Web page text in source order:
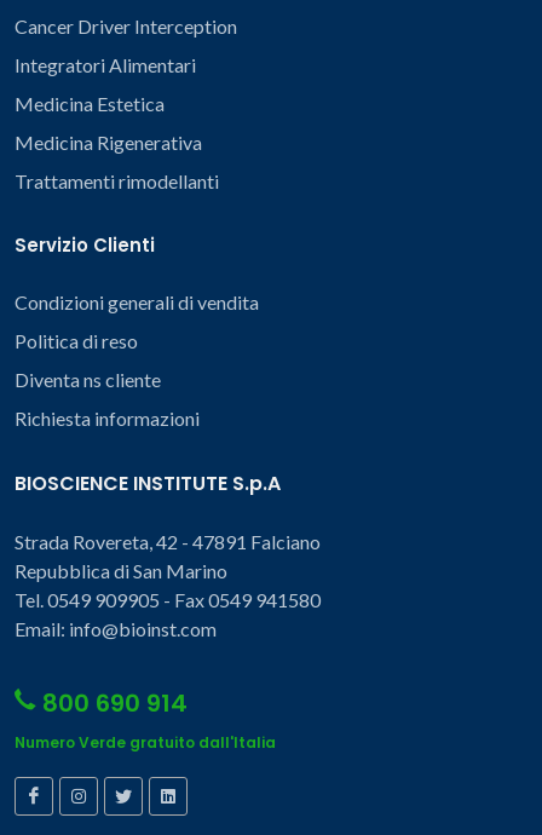
Cancer Driver Interception
Integratori Alimentari
Medicina Estetica
Medicina Rigenerativa
Trattamenti rimodellanti
Servizio Clienti
Condizioni generali di vendita
Politica di reso
Diventa ns cliente
Richiesta informazioni
BIOSCIENCE INSTITUTE S.p.A
Strada Rovereta, 42 - 47891 Falciano
Repubblica di San Marino
Tel. 0549 909905 - Fax 0549 941580
Email: info@bioinst.com
800 690 914
Numero Verde gratuito dall'Italia